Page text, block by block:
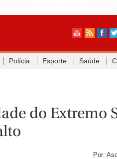
Polícia Esporte Saúde
do Extremo
Por: